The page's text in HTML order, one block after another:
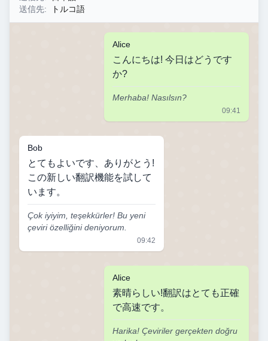
送信先: トルコ語
Alice
こんにちは! 今日はどうです
か?
Merhaba! Nasılsın?
09:41
Bob
とてもよいです、ありがとう!
この新しい翻訳機能を試して
います。
Çok iyiyim, teşekkürler! Bu yeni
çeviri özelliğini deniyorum.
09:42
Alice
素晴らしい!翻訳はとても正確
で高速です。
Harika! Çeviriler gerçekten doğru